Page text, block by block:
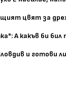
цвят за
А какъв би
и готови